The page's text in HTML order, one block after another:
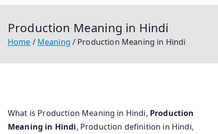
Production Meaning in Hindi
Home Meaning Production Meaning in Hindi
What is Production Meaning in Hindi, Production
Meaning in Hindi, Production definition in Hindi,